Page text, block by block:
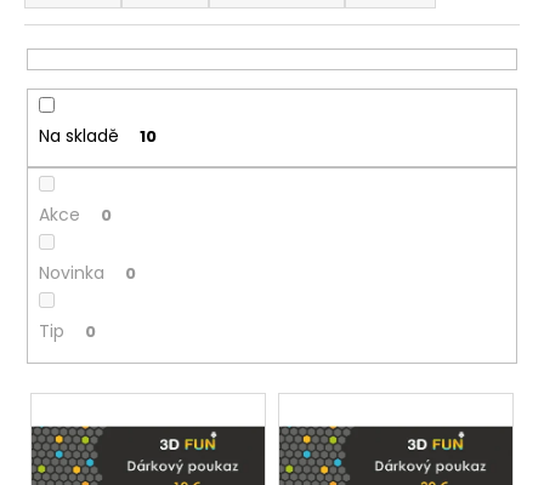
z
e
n
p
r
o
d
u
k
ů
Na skladě 10
Akce 0
Novinka 0
Tip 0
V
ý
p
HLEDAT
D
o
p
o
u
u
e